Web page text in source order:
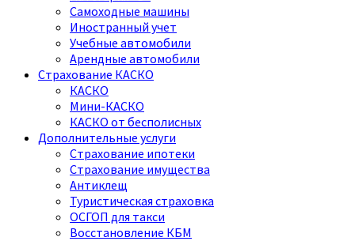
Самоходные машины
Иностранный учет
Учебные автомобили
Арендные автомобили
Страхование КАСКО
КАСКО
Мини-КАСКО
КАСКО от бесполисных
Дополнительные услуги
Страхование ипотеки
Страхование имущества
Антиклещ
Туристическая страховка
ОСГОП для такси
Восстановление КБМ